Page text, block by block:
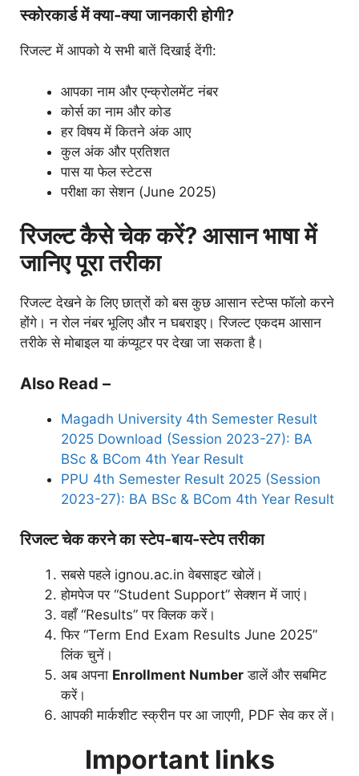
स्कोरकार्ड में क्या-क्या जानकारी होगी?
रिजल्ट में आपको ये सभी बातें दिखाई देंगी:
आपका नाम और एन्क्रोलमेंट नंबर
कोर्स का नाम और कोड
हर विषय में कितने अंक आए
कुल अंक और प्रतिशत
पास या फेल स्टेटस
परीक्षा का सेशन (June 2025)
रिजल्ट कैसे चेक करें? आसान भाषा में
जानिए पूरा तरीका
रिजल्ट देखने के लिए छात्रों को बस कुछ आसान स्टेप्स फॉलो करने
होंगे। न रोल नंबर भूलिए और न घबराइए। रिजल्ट एकदम आसान
तरीके से मोबाइल या कंप्यूटर पर देखा जा सकता है।
Also Read –
Magadh University 4th Semester Result
2025 Download (Session 2023-27): BA
BSc & BCom 4th Year Result
PPU 4th Semester Result 2025 (Session
2023-27): BA BSc & BCom 4th Year Result
रिजल्ट चेक करने का स्टेप-बाय-स्टेप तरीका
सबसे पहले ignou.ac.in वेबसाइट खोलें।
होमपेज पर “Student Support” सेक्शन में जाएं।
वहाँ “Results” पर क्लिक करें।
फिर “Term End Exam Results June 2025”
लिंक चुनें।
अब अपना Enrollment Number डालें और सबमिट
करें।
आपकी मार्कशीट स्क्रीन पर आ जाएगी, PDF सेव कर लें।
Important links